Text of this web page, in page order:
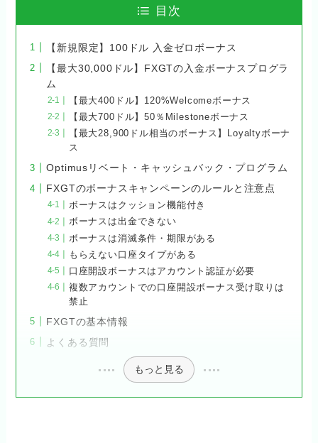
目次
【新規限定】100ドル 入金ゼロボーナス
【最大30,000ドル】FXGTの入金ボーナスプログラ
ム
【最大400ドル】120%Welcomeボーナス
【最大700ドル】50％Milestoneボーナス
【最大28,900ドル相当のボーナス】Loyaltyボーナ
ス
Optimusリベート・キャッシュバック・プログラム
FXGTのボーナスキャンペーンのルールと注意点
ボーナスはクッション機能付き
ボーナスは出金できない
ボーナスは消滅条件・期限がある
もらえない口座タイプがある
口座開設ボーナスはアカウント認証が必要
複数アカウントでの口座開設ボーナス受け取りは
禁止
FXGTの基本情報
よくある質問
もっと見る